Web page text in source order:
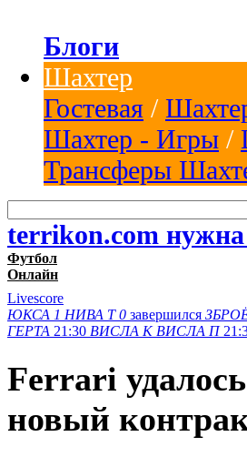
Блоги
Шахтер
Гостевая /
Шахтер - Игры /
Трансферы
terrikon.com
Футбол
Онлайн
Livescore
ЮКСА 1 НИВА Т 0 завершился
ГЕРТА 21:30 ВИСЛА K ВИСЛА П
Ferrari
новый